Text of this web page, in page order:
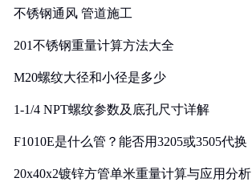
不锈钢通风 管道施工
201不锈钢重量计算方法大全
M20螺纹大径和小径是多少
1-1/4 NPT螺纹参数及底孔尺寸详解
F1010E是什么管？能否用3205或3505代换
20x40x2镀锌方管单米重量计算与应用分析